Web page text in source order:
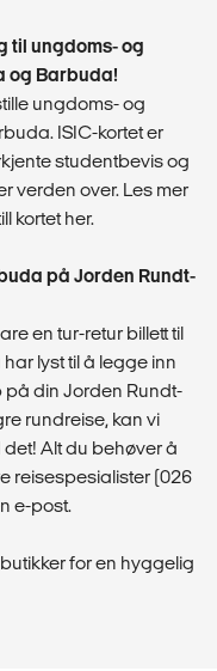
til ungdoms- og
og Barbuda!
ungdoms- og
ISIC-kortet er
studentbevis og
verden over. Les mer
kortet her.
på Jorden Rundt-
en tur-retur billett til
lyst til å legge inn
din Jorden Rundt-
rundreise, kan vi
Alt du behøver å
reisespesialister (026
e-post.
for en hyggelig